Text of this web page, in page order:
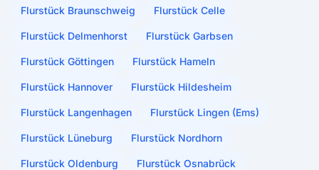
Flurstück Braunschweig Flurstück Celle
Flurstück Delmenhorst Flurstück Garbsen
Flurstück Göttingen Flurstück Hameln
Flurstück Hannover Flurstück Hildesheim
Flurstück Langenhagen Flurstück Lingen (Ems)
Flurstück Lüneburg Flurstück Nordhorn
Flurstück Oldenburg Flurstück Osnabrück